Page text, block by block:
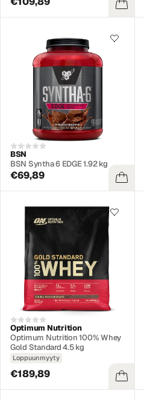
BSN
BSN Syntha 6 EDGE 1.92 kg
€69,89
Optimum Nutrition
Optimum Nutrition 100% Whey
Gold Standard 4.5 kg
Loppuunmyyty
€189,89